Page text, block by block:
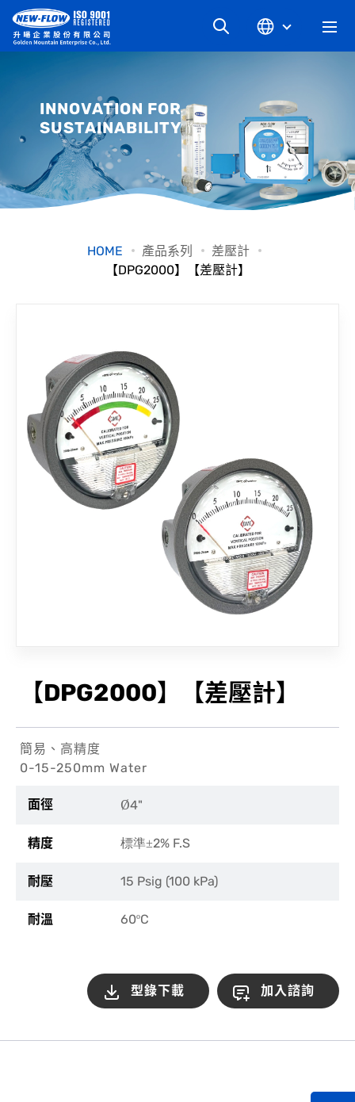
最新消息
知識文章
聯絡我們
INNOVATION FOR
SUSTAINABILITY
HOME 產品系列
差壓計
【DPG2000】【差壓計】
【DPG2000】【差壓計】
簡易、高精度
0-15-250mm Water
面徑 Ø4"
精度 標準±2% F.S
耐壓 15 Psig (100 kPa)
耐溫 60ºC
型錄下載 加入諮詢